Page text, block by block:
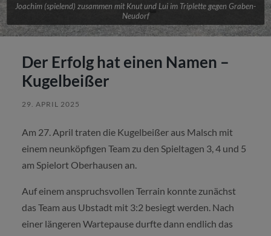
Joachim (spielend) zusammen mit Knut und Lui im Triplette gegen Graben-
Neudorf
Der Erfolg hat einen Namen –
Kugelbeißer
29. APRIL 2025
Am 27. April traten die Kugelbeißer aus Malsch mit
einem neunköpfigen Team zu den Spieltagen 3, 4 und 5
am Spielort Oberhausen an.
Auf einem anspruchsvollen Terrain konnte zunächst
das Team aus Ubstadt mit 3:2 besiegt werden. Nach
einer längeren Wartepause durfte dann endlich das